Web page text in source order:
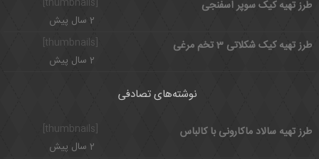
[thumbnails]
طرز تهیه کیک سوپر اسفنجی
2 سال پیش
طرز تهیه کیک شکلاتی 3 تخم مرغی
2 سال پیش
نوشته‌های تصادفی
[thumbnails] طرز تهیه سالاد ماکارونی با کالباس
2 سال پیش